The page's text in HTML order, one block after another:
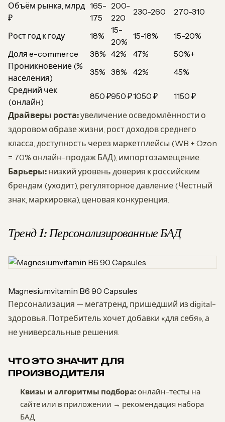
Объём рынка, млрд
₽
165-
175
200-
220
230-260 270-310
Рост год к году 18%
15-
20%
15-18%
15-20%
Доля e-commerce
38% 42% 47%
50%+
Проникновение (%
населения)
35% 38% 42%
45%
Средний чек
(онлайн)
850 ₽950 ₽1050 ₽
1150 ₽
Драйверы роста:увеличение осведомлённости о
здоровом образе жизни, рост доходов среднего
класса, доступность через маркетплейсы (WB + Ozon
= 70% онлайн-продаж БАД), импортозамещение.
Барьеры: низкий уровень доверия к российским
брендам (уходит), регуляторное давление (Честный
знак, маркировка), ценовая конкуренция.
Тренд 1: Персонализированные БАД
Magnesiumvitamin B6 90 Capsules
Персонализация — мегатренд, пришедший из digital-
здоровья. Потребитель хочет добавки «для себя», а
не универсальные решения.
ЧТО ЭТО ЗНАЧИТ ДЛЯ
ПРОИЗВОДИТЕЛЯ
Квизы и алгоритмы подбора:онлайн-тесты на
сайте или в приложении → рекомендация набора
БАД